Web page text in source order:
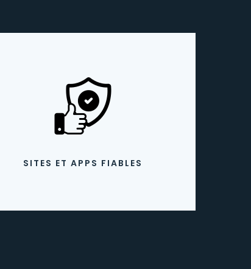
SITES ET APPS FIABLES